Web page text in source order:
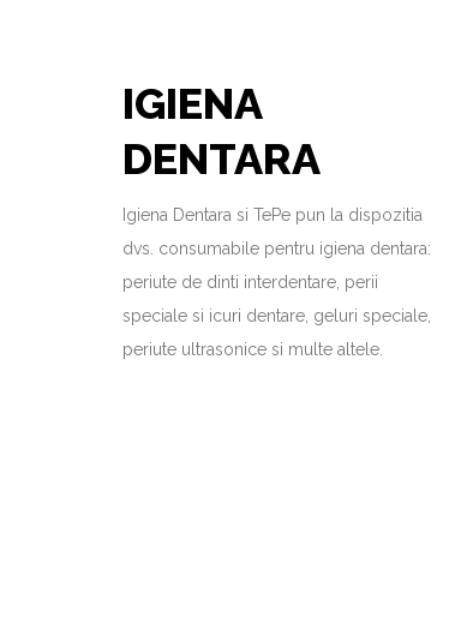
IGIENA
DENTARA
Igiena Dentara si TePe pun la dispozitia
dvs. consumabile pentru igiena dentara:
periute de dinti interdentare, perii
speciale si icuri dentare, geluri speciale,
periute ultrasonice si multe altele.